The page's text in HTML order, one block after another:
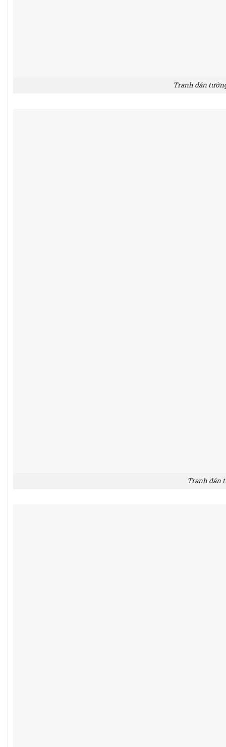
Tranh dán
Tranh dán